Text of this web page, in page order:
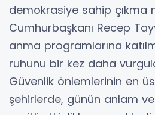
demokrasiye sahip çıkma
Cumhurbaşkanı Recep
anma programlarına
ruhunu bir kez daha
Güvenlik önlemlerinin en
şehirlerde, günün anlam